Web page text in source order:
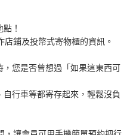
！
鋪及投幣式寄物櫃的資訊。
您是否曾想過「如果這東西可
行車等都寄存起來，輕鬆沒負